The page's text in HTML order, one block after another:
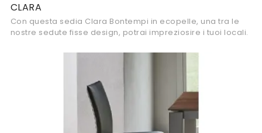
CLARA
Con questa sedia Clara Bontempi in ecopelle, una tra le
nostre sedute fisse design, potrai impreziosire i tuoi locali.